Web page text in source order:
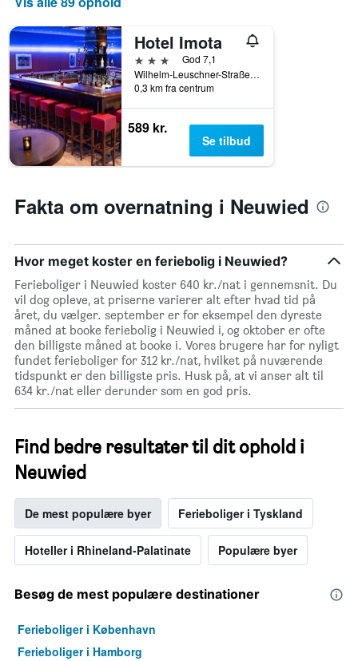
akse,
der
viser
ugedagene.
Diagrammet
har
1
y-
akse,
der
viser
pris
Hotel Imota
3 stjernerGod 7,1
Wilhelm-Leuschner-Straße 12, Neuwied, Rhineland-Palatinate, Tyskland
0,3 km fra centrum
589 kr.
Se tilbud
Fakta om overnatning i Neuwied
Hvor meget koster en feriebolig i Neuwied?
Ferieboliger i Neuwied koster 640 kr./nat i gennemsnit. Du
vil dog opleve, at priserne varierer alt efter hvad tid på
året, du vælger. september er for eksempel den dyreste
måned at booke feriebolig i Neuwied i, og oktober er ofte
den billigste måned at booke i. Vores brugere har for nyligt
fundet ferieboliger for 312 kr./nat, hvilket på nuværende
tidspunkt er den billigste pris. Husk på, at vi anser alt til
634 kr./nat eller derunder som en god pris.
Find bedre resultater til dit ophold i
Neuwied
De mest populære byer Ferieboliger i Tyskland
Hoteller i Rhineland-Palatinate Populære byer
Besøg de mest populære destinationer
Ferieboliger i København
Ferieboliger i Hamborg